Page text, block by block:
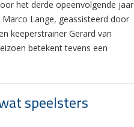
het derde opeenvolgende jaar
Lange, geassisteerd door
keeperstrainer Gerard van
betekent tevens een
speelsters